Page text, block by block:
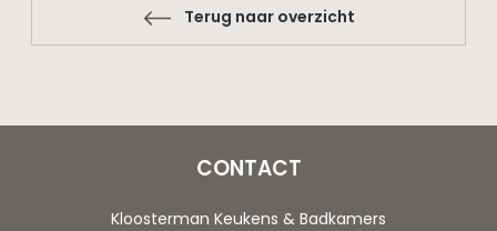
Terug naar overzicht
CONTACT
Kloosterman Keukens & Badkamers